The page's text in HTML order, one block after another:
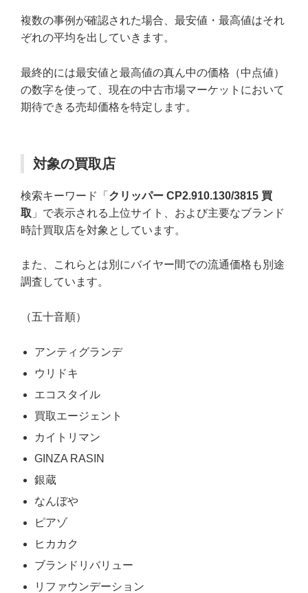
複数の事例が確認された場合、最安値・最高値はそれ
ぞれの平均を出していきます。
最終的には最安値と最高値の真ん中の価格（中点値）
の数字を使って、現在の中古市場マーケットにおいて
期待できる売却価格を特定します。
対象の買取店
検索キーワード「 クリッパー CP2.910.130/3815 買
取 」で表示される上位サイト、および主要なブランド
時計買取店を対象としています。
また、これらとは別にバイヤー間での流通価格も別途
調査しています。
（五十音順）
アンティグランデ
ウリドキ
エコスタイル
買取エージェント
カイトリマン
GINZA RASIN
銀蔵
なんぼや
ピアゾ
ヒカカク
ブランドリバリュー
リファウンデーション